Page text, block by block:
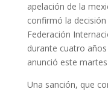
apelación de la
confirmó la
Federación
durante cuatro
anunció este martes
Una sanción, que